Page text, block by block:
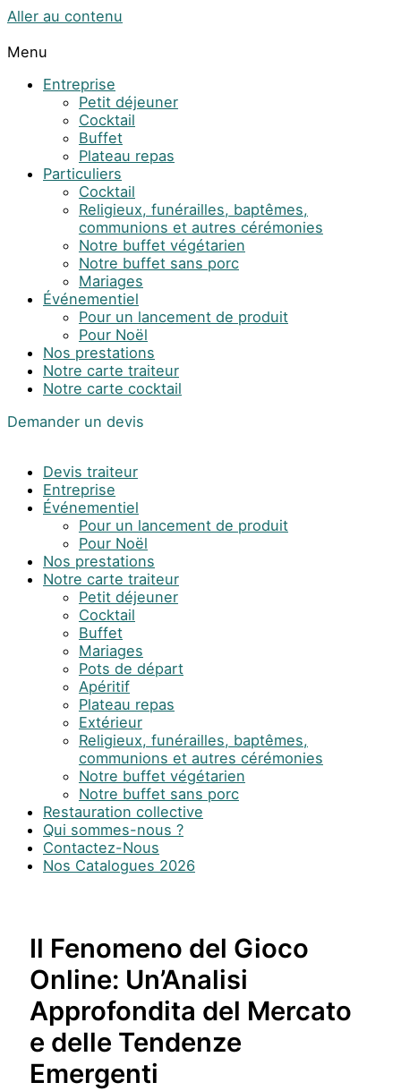
Aller au contenu
Menu
Entreprise
Petit déjeuner
Cocktail
Buffet
Plateau repas
Particuliers
Cocktail
Religieux, funérailles, baptêmes,
communions et autres cérémonies
Notre buffet végétarien
Notre buffet sans porc
Mariages
Événementiel
Pour un lancement de produit
Pour Noël
Nos prestations
Notre carte traiteur
Notre carte cocktail
Demander un devis
Devis traiteur
Entreprise
Événementiel
Pour un lancement de produit
Pour Noël
Nos prestations
Notre carte traiteur
Petit déjeuner
Cocktail
Buffet
Mariages
Pots de départ
Apéritif
Plateau repas
Extérieur
Religieux, funérailles, baptêmes,
communions et autres cérémonies
Notre buffet végétarien
Notre buffet sans porc
Restauration collective
Qui sommes-nous ?
Contactez-Nous
Nos Catalogues 2026
Il Fenomeno del Gioco
Online: Un’Analisi
Approfondita del Mercato
e delle Tendenze
Emergenti